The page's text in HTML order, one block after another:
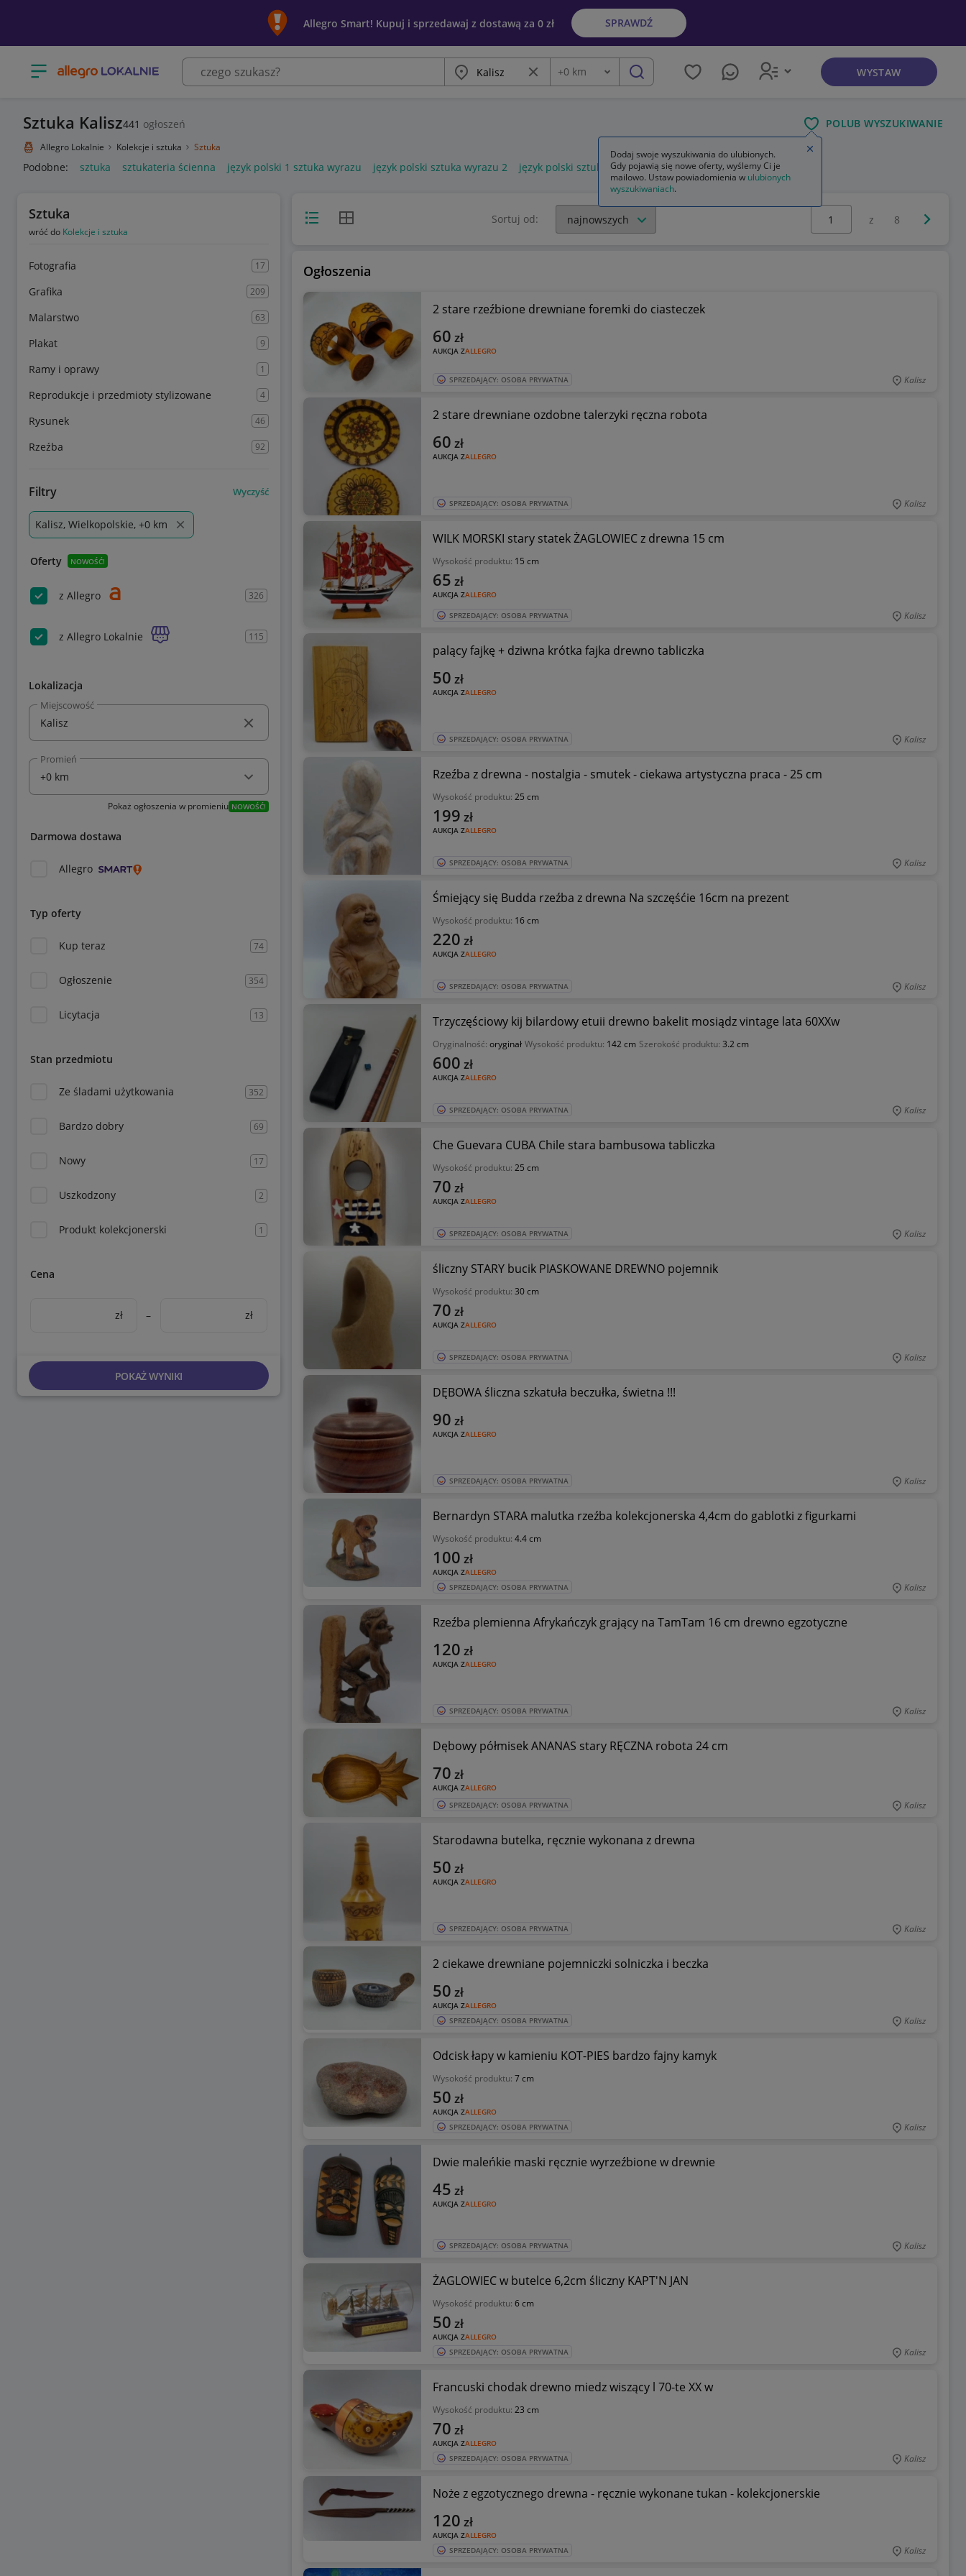
Allegro Smart! Kupuj i sprzedawaj z dostawą za 0 zł SPRAWDŹ
Otwórz menu z kategoriami Miasto Wyczyść frazę
Odległość
+0 km szukaj WYSTAW
Sztuka Kalisz441 ogłoszeń POLUB WYSZUKIWANIE
Allegro Lokalnie Kolekcje i sztuka Sztuka
Podobne: sztuka sztukateria ścienna język polski 1 sztuka wyrazu język polski sztuka wyrazu 2 język polski sztuka wyrazu 1 część 2
Sztuka
wróć do Kolekcje i sztuka
Fotografia 17
Grafika 209
Malarstwo 63
Plakat 9
Ramy i oprawy 1
Reprodukcje i przedmioty stylizowane 4
Rysunek 46
Rzeźba 92
Filtry Wyczyść
Kalisz, Wielkopolskie, +0 km
Oferty NOWOŚĆ!
z Allegro 326
z Allegro Lokalnie 115
Lokalizacja
Miejscowość
Promień
Pokaż ogłoszenia w promieniu NOWOŚĆ!
Darmowa dostawa
Allegro
Typ oferty
Kup teraz 74
Ogłoszenie 354
Licytacja 13
Stan przedmiotu
Ze śladami użytkowania 352
Bardzo dobry 69
Nowy 17
Uszkodzony 2
Produkt kolekcjonerski 1
Cena
zł – zł
POKAŻ WYNIKI
Widok listyWidok siatki Sortuj od:
Wybierz stronę:
z 8
Ogłoszenia
2 stare rzeźbione drewniane foremki do ciasteczek
AUKCJA ZALLEGRO
60 zł
SPRZEDAJĄCY: OSOBA PRYWATNA Kalisz
2 stare drewniane ozdobne talerzyki ręczna robota
AUKCJA ZALLEGRO
60 zł
SPRZEDAJĄCY: OSOBA PRYWATNA Kalisz
WILK MORSKI stary statek ŻAGLOWIEC z drewna 15 cm
Wysokość produktu: 15 cm
AUKCJA ZALLEGRO
65 zł
SPRZEDAJĄCY: OSOBA PRYWATNA Kalisz
palący fajkę + dziwna krótka fajka drewno tabliczka
AUKCJA ZALLEGRO
50 zł
SPRZEDAJĄCY: OSOBA PRYWATNA Kalisz
Rzeźba z drewna - nostalgia - smutek - ciekawa artystyczna praca - 25 cm
Wysokość produktu: 25 cm
AUKCJA ZALLEGRO
199 zł
SPRZEDAJĄCY: OSOBA PRYWATNA Kalisz
Śmiejący się Budda rzeźba z drewna Na szczęśćie 16cm na prezent
Wysokość produktu: 16 cm
AUKCJA ZALLEGRO
220 zł
SPRZEDAJĄCY: OSOBA PRYWATNA Kalisz
Trzyczęściowy kij bilardowy etuii drewno bakelit mosiądz vintage lata 60XXw
Oryginalność: oryginał Wysokość produktu: 142 cm Szerokość produktu: 3.2 cm
AUKCJA ZALLEGRO
600 zł
SPRZEDAJĄCY: OSOBA PRYWATNA Kalisz
Che Guevara CUBA Chile stara bambusowa tabliczka
Wysokość produktu: 25 cm
AUKCJA ZALLEGRO
70 zł
SPRZEDAJĄCY: OSOBA PRYWATNA Kalisz
śliczny STARY bucik PIASKOWANE DREWNO pojemnik
Wysokość produktu: 30 cm
AUKCJA ZALLEGRO
70 zł
SPRZEDAJĄCY: OSOBA PRYWATNA Kalisz
DĘBOWA śliczna szkatuła beczułka, świetna !!!
AUKCJA ZALLEGRO
90 zł
SPRZEDAJĄCY: OSOBA PRYWATNA Kalisz
Bernardyn STARA malutka rzeźba kolekcjonerska 4,4cm do gablotki z figurkami
Wysokość produktu: 4.4 cm
AUKCJA ZALLEGRO
100 zł
SPRZEDAJĄCY: OSOBA PRYWATNA Kalisz
Rzeźba plemienna Afrykańczyk grający na TamTam 16 cm drewno egzotyczne
AUKCJA ZALLEGRO
120 zł
SPRZEDAJĄCY: OSOBA PRYWATNA Kalisz
Dębowy półmisek ANANAS stary RĘCZNA robota 24 cm
AUKCJA ZALLEGRO
70 zł
SPRZEDAJĄCY: OSOBA PRYWATNA Kalisz
Starodawna butelka, ręcznie wykonana z drewna
AUKCJA ZALLEGRO
50 zł
SPRZEDAJĄCY: OSOBA PRYWATNA Kalisz
2 ciekawe drewniane pojemniczki solniczka i beczka
AUKCJA ZALLEGRO
50 zł
SPRZEDAJĄCY: OSOBA PRYWATNA Kalisz
Odcisk łapy w kamieniu KOT-PIES bardzo fajny kamyk
Wysokość produktu: 7 cm
AUKCJA ZALLEGRO
50 zł
SPRZEDAJĄCY: OSOBA PRYWATNA Kalisz
Dwie maleńkie maski ręcznie wyrzeźbione w drewnie
AUKCJA ZALLEGRO
45 zł
SPRZEDAJĄCY: OSOBA PRYWATNA Kalisz
ŻAGLOWIEC w butelce 6,2cm śliczny KAPT'N JAN
Wysokość produktu: 6 cm
AUKCJA ZALLEGRO
50 zł
SPRZEDAJĄCY: OSOBA PRYWATNA Kalisz
Francuski chodak drewno miedz wiszący l 70-te XX w
Wysokość produktu: 23 cm
AUKCJA ZALLEGRO
70 zł
SPRZEDAJĄCY: OSOBA PRYWATNA Kalisz
Noże z egzotycznego drewna - ręcznie wykonane tukan - kolekcjonerskie
AUKCJA ZALLEGRO
120 zł
SPRZEDAJĄCY: OSOBA PRYWATNA Kalisz
Dodaj swoje wyszukiwania do ulubionych.
Gdy pojawią się nowe oferty, wyślemy Ci je
mailowo. Ustaw powiadomienia w ulubionych
wyszukiwaniach.
Zamknij wskazówkę